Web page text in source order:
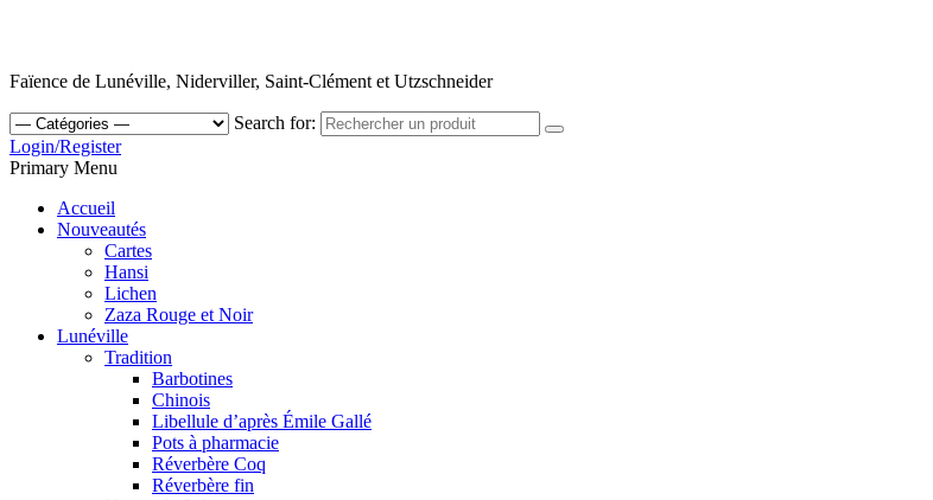
Faïence de Lunéville, Niderviller, Saint-Clément et Utzschneider
Search for:
Login/Register
Primary Menu
Accueil
Nouveautés
Cartes
Hansi
Lichen
Zaza Rouge et Noir
Lunéville
Tradition
Barbotines
Chinois
Libellule d’après Émile Gallé
Pots à pharmacie
Réverbère Coq
Réverbère fin